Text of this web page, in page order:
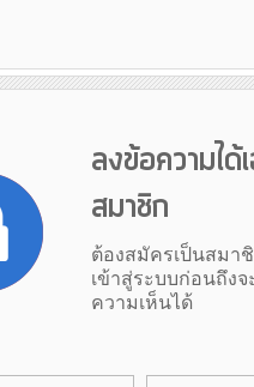
ลงข้อความได้
สมาชิก
ต้องสมัครเป็นสมา
เข้าสู่ระบบก่อนถึงจ
ความเห็นได้